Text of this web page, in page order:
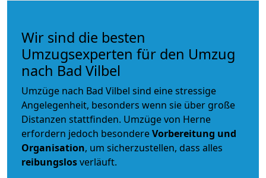
Wir sind die besten
Umzugsexperten für den Umzug
nach Bad Vilbel
Umzüge nach Bad Vilbel sind eine stressige
Angelegenheit, besonders wenn sie über große
Distanzen stattfinden. Umzüge von Herne
erfordern jedoch besondereVorbereitung und
Organisation, um sicherzustellen, dass alles
reibungslosverläuft.